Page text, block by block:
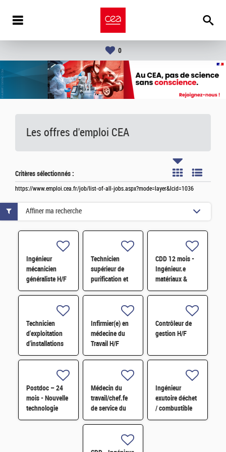
0
Les offres d'emploi CEA
Critères sélectionnés :
https://www.emploi.cea.fr/job/list-of-all-jobs.aspx?mode=layer&lcid=1036
Ingénieur
mécanicien
généraliste H/F
Technicien
supérieur de
purification et
fabrication en
CDD 12 mois -
Ingénieur.e
matériaux &
soudage H/F
Technicien
d'exploitation
d'installations
H/F
Infirmier(e) en
médecine du
Travail H/F
Contrôleur de
gestion H/F
Postdoc – 24
mois - Nouvelle
technologie
d'imagerie
Médecin du
travail/chef.fe
de service du
SPST H/F
Ingénieur
exutoire déchet
/ combustible
H/F
Affiner ma recherche